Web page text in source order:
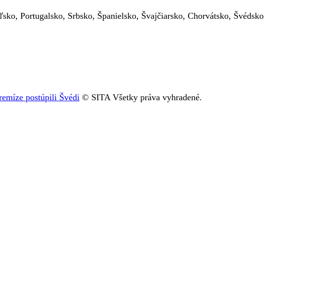
Portugalsko, Srbsko, Španielsko, Švajčiarsko, Chorvátsko, Švédsko
postúpili Švédi © SITA Všetky práva vyhradené.